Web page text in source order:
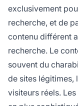
exclusivement
recherche, et de
contenu différent
recherche. Le
souvent du
de sites légitimes,
visiteurs réels.